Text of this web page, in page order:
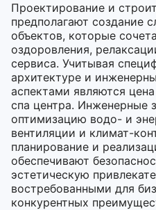
Проектирование и
предполагают создание
объектов, которые
оздоровления,
сервиса. Учитывая
архитектуре и
аспектами являются
спа центра. Инженерные
оптимизацию водо- и
вентиляции и климат-
планирование и
обеспечивают
эстетическую
востребованными для
конкурентных